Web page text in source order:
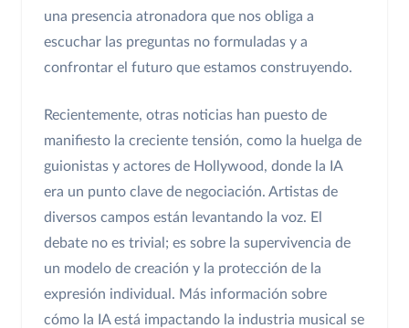
una presencia atronadora que nos obliga a
escuchar las preguntas no formuladas y a
confrontar el futuro que estamos construyendo.
Recientemente, otras noticias han puesto de
manifiesto la creciente tensión, como la huelga de
guionistas y actores de Hollywood, donde la IA
era un punto clave de negociación. Artistas de
diversos campos están levantando la voz. El
debate no es trivial; es sobre la supervivencia de
un modelo de creación y la protección de la
expresión individual. Más información sobre
cómo la IA está impactando la industria musical se